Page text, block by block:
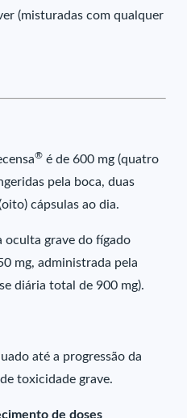
(misturadas com qualquer
® é de 600 mg (quatro
pela boca, duas
cápsulas ao dia.
oculta grave do fígado
mg, administrada pela
diária total de 900 mg).
até a progressão da
toxicidade grave.
de doses